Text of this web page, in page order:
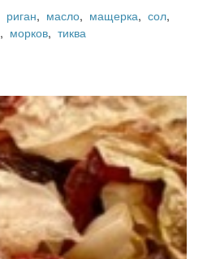
риган, масло, мащерка, сол,
, морков, тиква